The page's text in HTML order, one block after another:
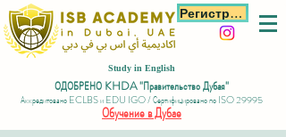
Регистрация
Study in English
ОДОБРЕНО KHDA "Правительство Дубая"
Аккредитовано ECLBS и EDU IGO / Сертифицировано по ISO 29995
Обучение в Дубае